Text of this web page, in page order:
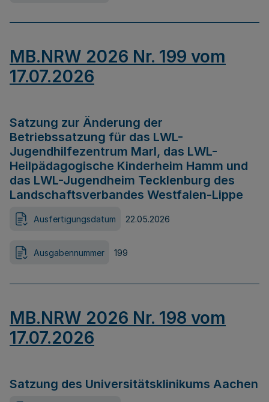
MB.NRW 2026 Nr. 199 vom
17.07.2026
Satzung zur Änderung der
Betriebssatzung für das LWL-
Jugendhilfezentrum Marl, das LWL-
Heilpädagogische Kinderheim Hamm und
das LWL-Jugendheim Tecklenburg des
Landschaftsverbandes Westfalen-Lippe
Ausfertigungsdatum 22.05.2026
Ausgabennummer 199
MB.NRW 2026 Nr. 198 vom
17.07.2026
Satzung des Universitätsklinikums Aachen